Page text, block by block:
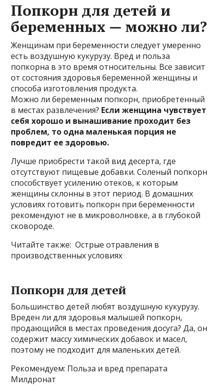
Попкорн для детей и
беременных — можно ли?
Женщинам при беременности следует умеренно
есть воздушную кукурузу. Вред и польза
попкорна в это время относительны. Все зависит
от состояния здоровья беременной женщины и
способа изготовления продукта.
Можно ли беременным попкорн, приобретенный
в местах развлечения? Если женщина чувствует
себя хорошо и вынашивание проходит без
проблем, то одна маленькая порция не
повредит ее здоровью.
Лучше приобрести такой вид десерта, где
отсутствуют пищевые добавки. Соленый попкорн
способствует усилению отеков, к которым
женщины склонны в этот период. В домашних
условиях готовить попкорн при беременности
рекомендуют не в микроволновке, а в глубокой
сковороде.
Читайте также: Острые отравления в
производственных условиях
Попкорн для детей
Большинство детей любят воздушную кукурузу.
Вреден ли для здоровья малышей попкорн,
продающийся в местах проведения досуга? Да, он
содержит массу химических добавок и масел,
поэтому не подходит для маленьких детей.
Рекомендуем: Польза и вред препарата
Милдронат